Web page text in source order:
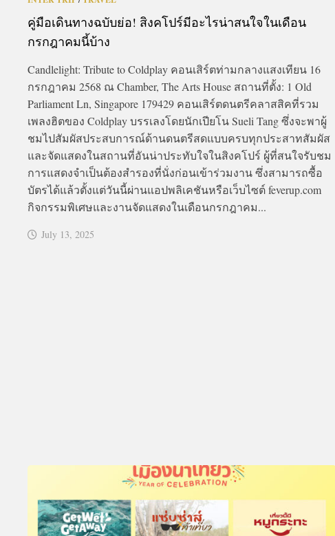
คู่มือเดินทางฉบับย่อ! สิงคโปร์มีอะไรน่าสนใจในเดือน
กรกฎาคมนี้บ้าง
Candlelight: Tribute to Coldplay คอนเสิร์ตท่ามกลางแสงเทียน 16
กรกฎาคม 2568 ณ Chamber, The Arts House สถานที่ตั้ง: 1 Old
Parliament Ln, Singapore 179429 คอนเสิร์ตดนตรีคลาสสิคที่รวม
เพลงฮิตของ Coldplay บรรเลงโดยนักเปียโน Sueli Tang ซึ่งจะพาผู้
ชมไปสัมผัสประสบการณ์ด้านดนตรีสดแบบครบทุกประสาทสัมผัส
และจัดแสดงในสถานที่อันน่าประทับใจในสิงคโปร์ ผู้ที่สนใจรับชม
การแสดงจำเป็นต้องสำรองที่นั่งก่อนเข้าร่วมงาน ซึ่งสามารถซื้อ
บัตรได้แล้วตั้งแต่วันนี้ผ่านแอปพลิเคชันหรือเว็บไซต์ feverup.com
กิจกรรมพิเศษและงานจัดแสดงในเดือนกรกฎาคม...
July 13, 2025